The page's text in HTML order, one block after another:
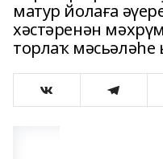
матур йолаға
хәстәренән
торлаҡ мәсьәләһе